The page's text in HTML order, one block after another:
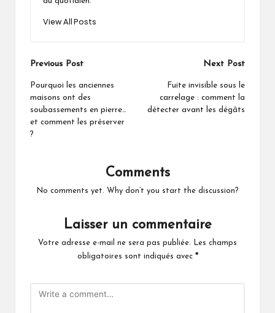
View All Posts
Post
navigation
Previous Post
Pourquoi les anciennes
maisons ont des
soubassements en pierre…
et comment les préserver
?
Next Post
Fuite invisible sous le
carrelage : comment la
détecter avant les dégâts
Comments
No comments yet. Why don’t you start the discussion?
Laisser un commentaire
Votre adresse e-mail ne sera pas publiée.
Les champs
obligatoires sont indiqués avec *